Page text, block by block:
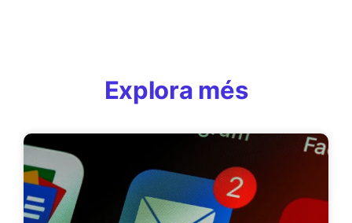
Explora més